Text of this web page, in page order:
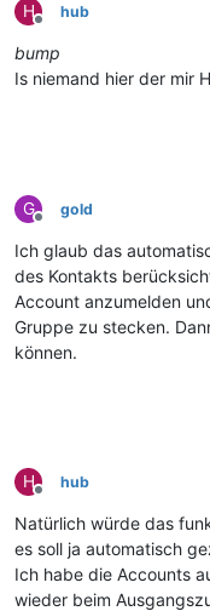
H
Offline
hub
bump
Is niemand hier der mir
G
Offline
gold
Ich glaub das
des Kontakts
Account anzumelden
Gruppe zu stecken.
können.
H
Offline
hub
Natürlich würde das
es soll ja automatisch
Ich habe die Accounts
wieder beim